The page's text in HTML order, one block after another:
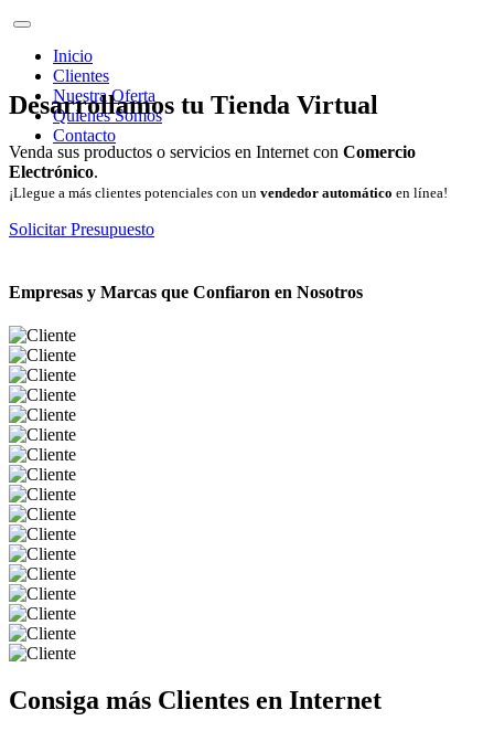
Inicio
Clientes
Nuestra Oferta
Quienes Somos
Contacto
Desarrollamos tu Tienda Virtual
Venda sus productos o servicios en Internet con Comercio
Electrónico.
¡Llegue a más clientes potenciales con un vendedor automático en línea!
Solicitar Presupuesto
Empresas y Marcas que Confiaron en Nosotros
Consiga más Clientes en Internet